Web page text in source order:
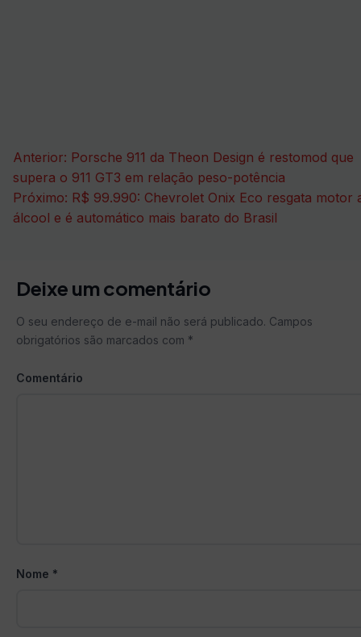
Navegação
de
Post
Anterior: Porsche 911 da Theon Design é restomod que
supera o 911 GT3 em relação peso-potência
Próximo: R$ 99.990: Chevrolet Onix Eco resgata motor
álcool e é automático mais barato do Brasil
Deixe um comentário
O seu endereço de e-mail não será publicado. Campos
obrigatórios são marcados com *
Comentário
Nome *